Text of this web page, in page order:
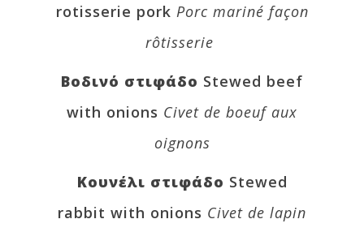
rotisserie pork Porc mariné façon
rôtisserie
Βοδινό στιφάδο Stewed beef
with onions Civet de boeuf aux
oignons
Κουνέλι στιφάδο Stewed
rabbit with onions Civet de lapin